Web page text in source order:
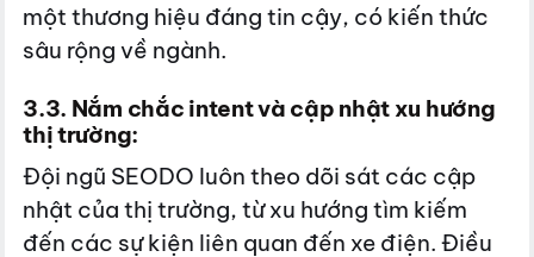
một thương hiệu đáng tin cậy, có kiến thức
sâu rộng về ngành.
3.3. Nắm chắc intent và cập nhật xu hướng
thị trường:
Đội ngũ SEODO luôn theo dõi sát các cập
nhật của thị trường, từ xu hướng tìm kiếm
đến các sự kiện liên quan đến xe điện. Điều